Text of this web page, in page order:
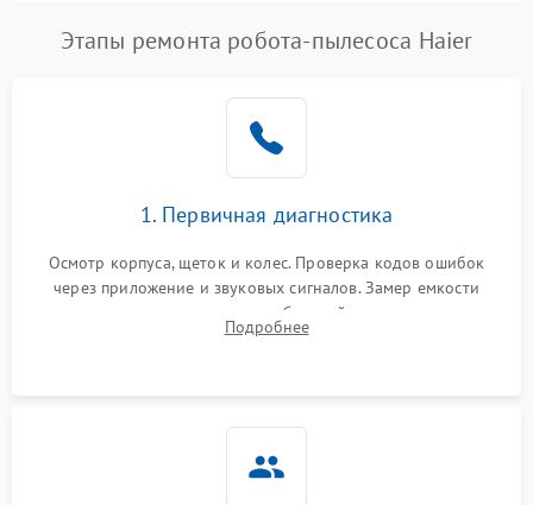
Этапы ремонта робота-пылесоса Haier
1. Первичная диагностика
Осмотр корпуса, щеток и колес. Проверка кодов ошибок
через приложение и звуковых сигналов. Замер емкости
аккумулятора и тестирование базовой станции зарядки.
Оценка работы лидара, бампера и датчиков падения для
Подробнее